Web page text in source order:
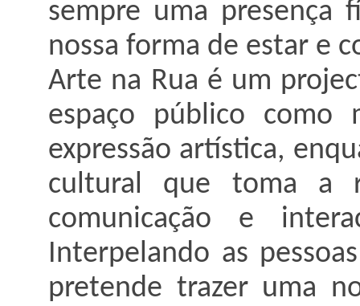
sempre uma presença
nossa forma de estar e
Arte na Rua é um
espaço público como
expressão artística,
cultural que toma a
comunicação e
Interpelando as
pretende trazer uma